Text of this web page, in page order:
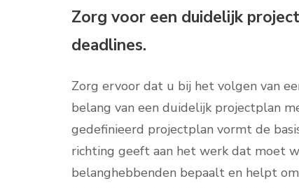
Zorg voor een duidelijk
deadlines.
Zorg ervoor dat u bij het volgen van
belang van een duidelijk projectplan
gedefinieerd projectplan vormt de
richting geeft aan het werk dat moet
belanghebbenden bepaalt en helpt